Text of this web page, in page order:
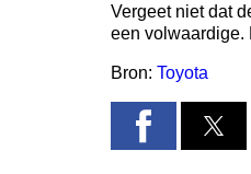
Vergeet niet dat
een volwaardige.
Bron: Toyota